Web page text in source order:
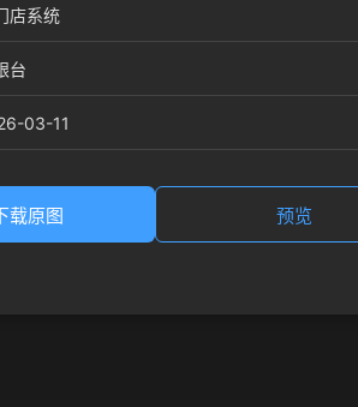
店系统
台
03-11
载原图 预览